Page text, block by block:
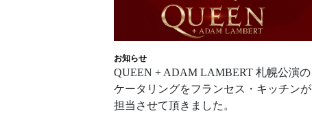
お知らせ
QUEEN + ADAM LAMBERT 札幌公演の
ケータリングをフランセス・キッチンが
担当させて頂きました。